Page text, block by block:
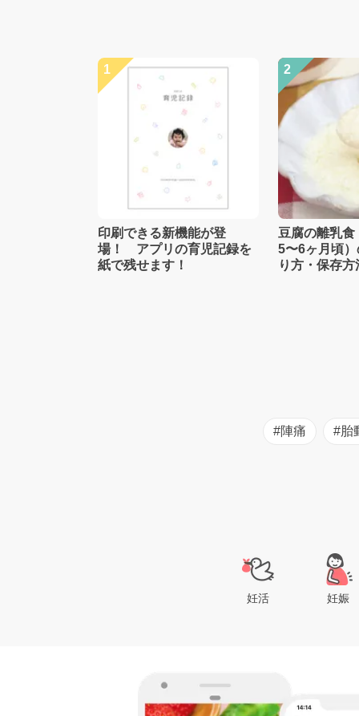
1
印刷できる新機能が登
場！ アプリの育児記録を
紙で残せます！
2
豆腐の離乳
5〜6ヶ月頃
り方・保存
#陣痛 #胎
妊活 妊娠